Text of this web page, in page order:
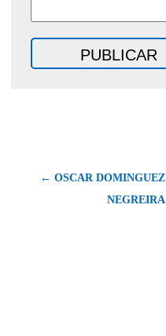
← OSCAR DOMINGUEZ
NEGREIRA